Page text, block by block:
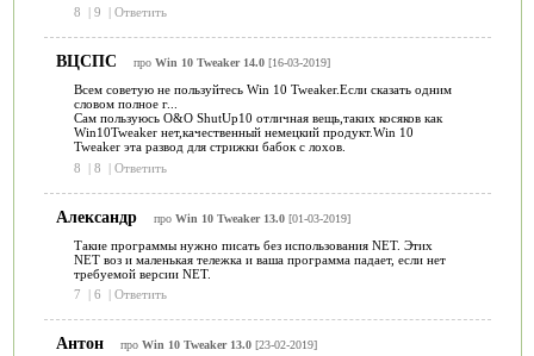
8
| 9 | Ответить
ВЦСПС про Win 10 Tweaker 14.0[16-03-2019]
Всем советую не пользуйтесь Win 10 Tweaker.Если сказать одним
словом полное г...
Сам пользуюсь O&O ShutUp10 отличная вещь,таких косяков как
Win10Tweaker нет,качественный немецкий продукт.Win 10
Tweaker эта развод для стрижки бабок с лохов.
8
| 8 | Ответить
Александр про Win 10 Tweaker 13.0[01-03-2019]
Такие программы нужно писать без использования NET. Этих
NET воз и маленькая тележка и ваша программа падает, если нет
требуемой версии NET.
7
| 6 | Ответить
Антон про Win 10 Tweaker 13.0[23-02-2019]